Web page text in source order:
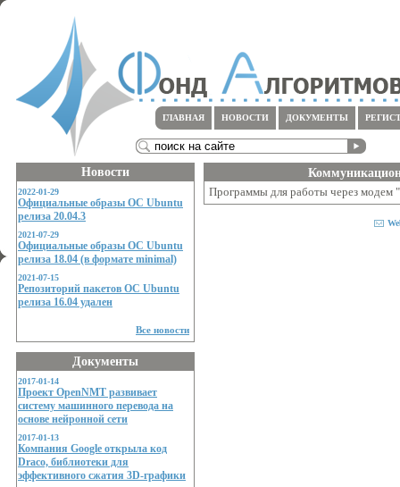
ДОКУМЕНТЫ
НОВОСТИ
ГЛАВНАЯ
Новости
2022-01-29
Официальные образы ОС Ubuntu
релиза 20.04.3
2021-07-29
Официальные образы ОС Ubuntu
релиза 18.04 (в формате minimal)
2021-07-15
Репозиторий пакетов ОС Ubuntu
релиза 16.04 удален
Все новости
Документы
2017-01-14
Проект OpenNMT развивает
систему машинного перевода на
основе нейронной сети
2017-01-13
Компания Google открыла код
Draco, библиотеки для
эффективного сжатия 3D-графики
Программы для работы через модем